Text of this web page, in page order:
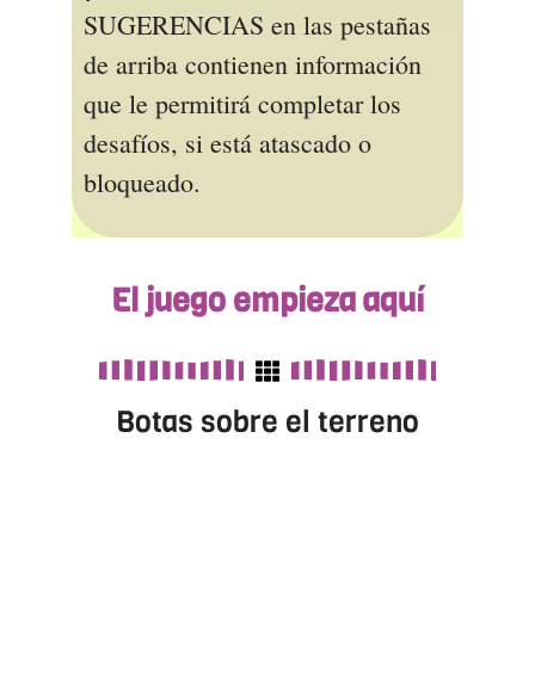
SUGERENCIAS en las pestañas
de arriba contienen información
que le permitirá completar los
desafíos, si está atascado o
bloqueado.
El juego empieza aquí
Botas sobre el terreno